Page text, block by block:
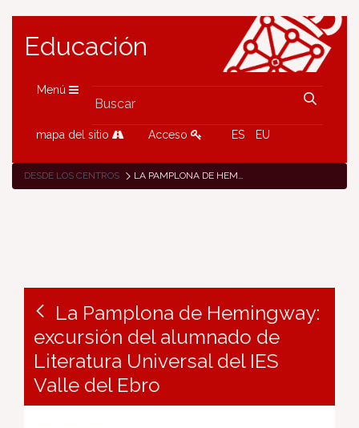
Educación
Menú
mapa del sitio Acceso ES EU
DESDE LOS CENTROS LA PAMPLONA DE HEMINGWAY: EXCURSIÓN DEL ALUMNADO DE LITERATURA UNIVERSAL DEL IES VALLE DEL EBRO
La Pamplona de Hemingway:
excursión del alumnado de
Literatura Universal del IES
Valle del Ebro